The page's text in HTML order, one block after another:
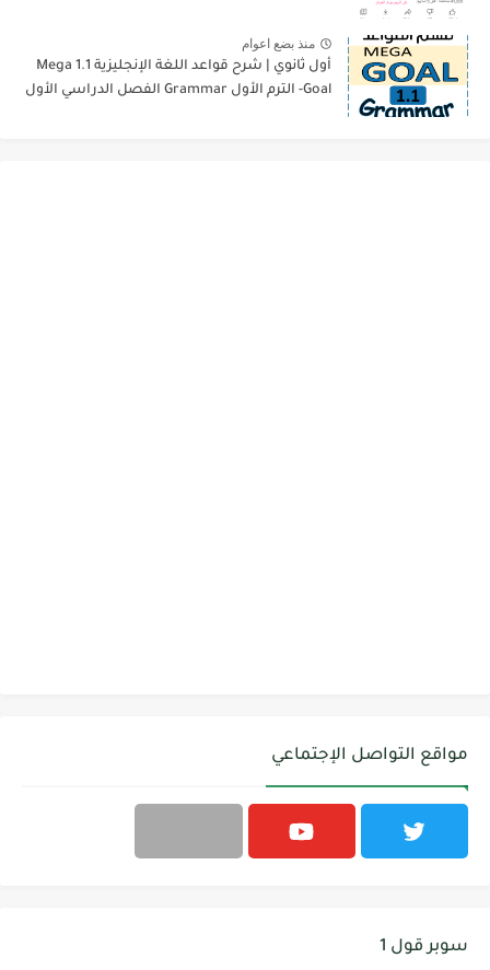
منذ بضع اعوام
أول ثانوي | شرح قواعد اللغة الإنجليزية 1.1 Mega
Goal- الترم الأول Grammar الفصل الدراسي الأول
مواقع التواصل الإجتماعي
سوبر قول 1